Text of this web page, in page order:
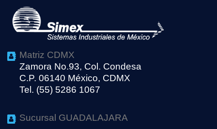
Matriz CDMX
Zamora No.93, Col. Condesa
C.P. 06140 México, CDMX
Tel. (55) 5286 1067
Sucursal GUADALAJARA